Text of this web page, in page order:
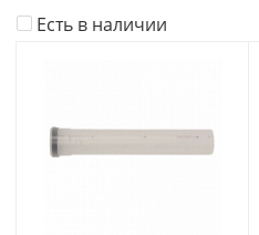
Есть в наличии